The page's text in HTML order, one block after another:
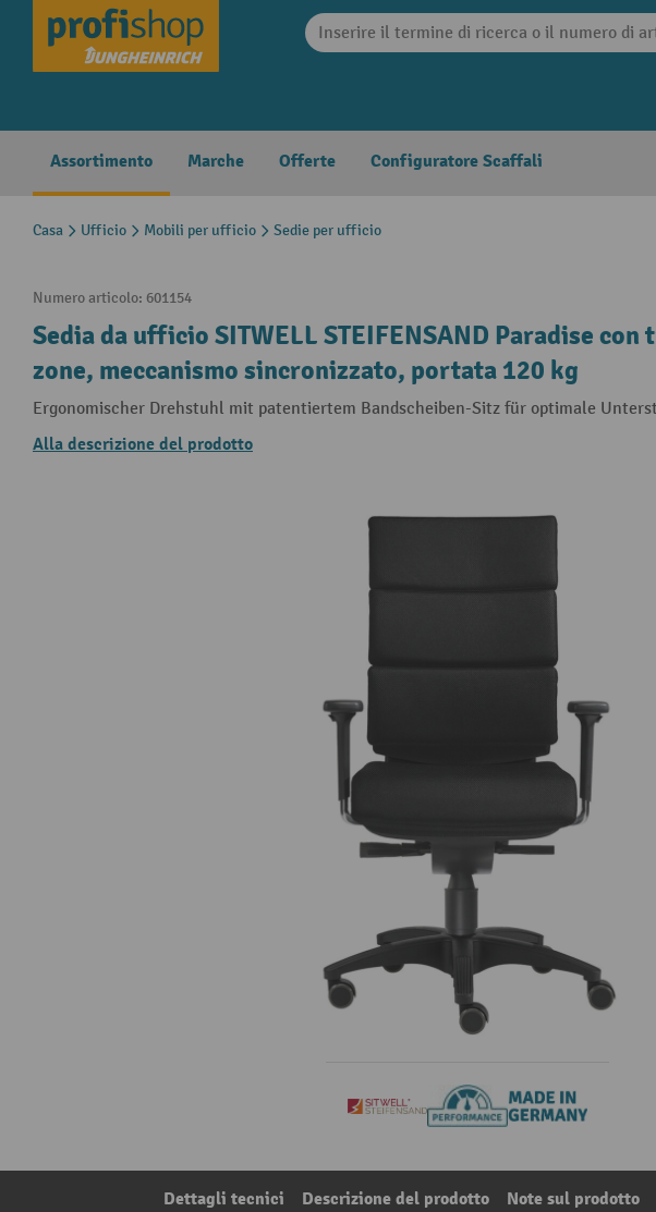
Skip to main navigation
Assortimento Marche Offerte Configuratore Scaffali
Casa Ufficio Mobili per ufficio Sedie per ufficio
Numero articolo: 601154
Sedia da ufficio SITWELL STEIFENSAND Paradise
zone, meccanismo sincronizzato, portata 120 kg
Ergonomischer Drehstuhl mit patentiertem Bandscheiben-Sitz für optimale
Alla descrizione del prodotto
Dettagli tecnici Descrizione del prodotto Note sul prodotto